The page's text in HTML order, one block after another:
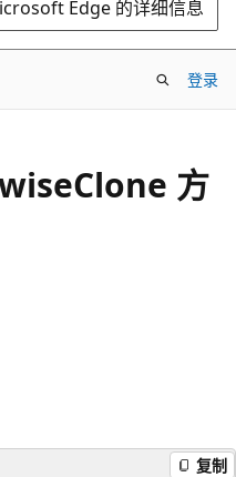
Edge 的详细信息
登录
Clone 方
复制